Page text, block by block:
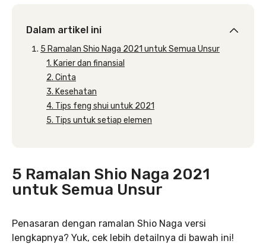
Dalam artikel ini
5 Ramalan Shio Naga 2021 untuk Semua Unsur
1. Karier dan finansial
2. Cinta
3. Kesehatan
4. Tips feng shui untuk 2021
5. Tips untuk setiap elemen
5 Ramalan Shio Naga 2021
untuk Semua Unsur
Penasaran dengan ramalan Shio Naga versi
lengkapnya? Yuk, cek lebih detailnya di bawah ini!